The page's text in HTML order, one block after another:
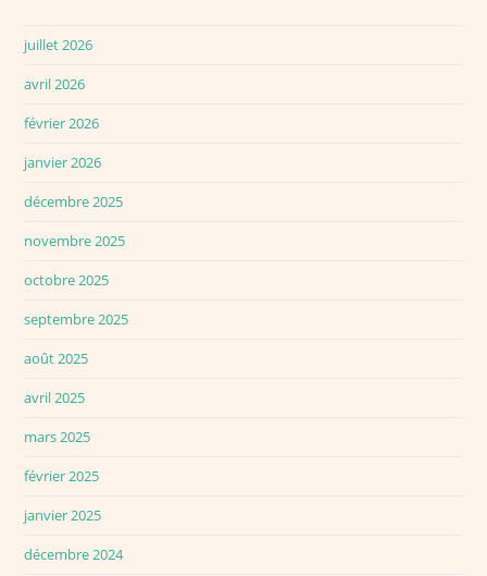
juillet 2026
avril 2026
février 2026
janvier 2026
décembre 2025
novembre 2025
octobre 2025
septembre 2025
août 2025
avril 2025
mars 2025
février 2025
janvier 2025
décembre 2024